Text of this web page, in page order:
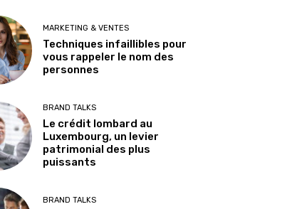
MARKETING & VENTES
Techniques infaillibles pour
vous rappeler le nom des
personnes
BRAND TALKS
Le crédit lombard au
Luxembourg, un levier
patrimonial des plus
puissants
BRAND TALKS